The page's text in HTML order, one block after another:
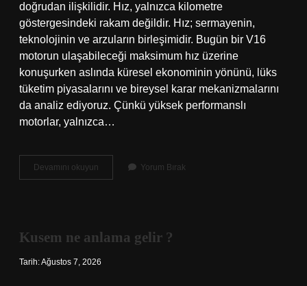
doğrudan ilişkilidir. Hız, yalnızca kilometre
göstergesindeki rakam değildir. Hız; sermayenin,
teknolojinin ve arzuların birleşimidir. Bugün bir V16
motorun ulaşabileceği maksimum hız üzerine
konuşurken aslında küresel ekonominin yönünü, lüks
tüketim piyasalarını ve bireysel karar mekanizmalarını
da analiz ediyoruz. Çünkü yüksek performanslı
motorlar, yalnızca…
Devamını okuyun
motor
Yorum Bırak
Kusem ne anlama gelir ?
Tarih: Ağustos 7, 2026